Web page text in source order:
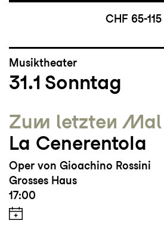
CHF 65-115
Musiktheater
31.1 Sonntag
Zum letzten Mal
La Cenerentola
Oper von Gioachino Rossini
Grosses Haus
17:00